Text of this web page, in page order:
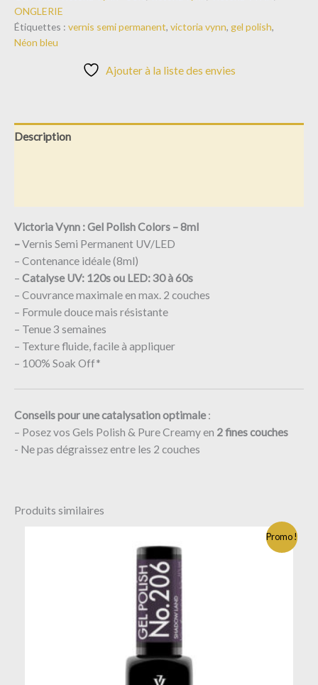
ONGLERIE
Étiquettes : vernis semi permanent, victoria vynn, gel polish,
Néon bleu
Ajouter à la liste des envies
Description
Victoria Vynn : Gel Polish Colors – 8ml
–Vernis Semi Permanent UV/LED
– Contenance idéale (8ml)
– Catalyse UV: 120s ou LED: 30 à 60s
– Couvrance maximale en max. 2 couches
– Formule douce mais résistante
– Tenue 3 semaines
– Texture fluide, facile à appliquer
– 100% Soak Off*
Conseils pour une catalysation optimale:
– Posez vos Gels Polish & Pure Creamy en 2fines couches
​- Ne pas dégraissez entre les 2 couches
Produits similaires
Promo !